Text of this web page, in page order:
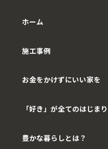
ホーム
施工事例
お金をかけずにいい家を
「好き」が全てのはじまり
豊かな暮らしとは？